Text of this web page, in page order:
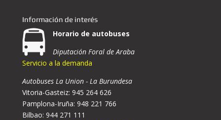
Información de interés
Horario de autobuses
Diputación Foral de Araba
Servicio a la demanda
Autobuses La Union - La Burundesa
Vitoria-Gasteiz: 945 264 626
Pamplona-Iruña: 948 221 766
Bilbao: 944 271 111